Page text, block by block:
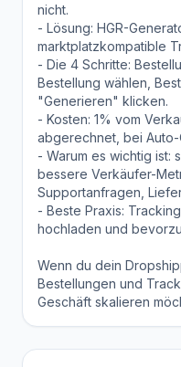
nicht.
- Lösung: HGR-
marktplatzkompatible
- Die 4 Schritte:
Bestellung wählen,
"Generieren" klicken.
- Kosten: 1% vom
abgerechnet, bei
- Warum es wichtig ist:
bessere Verkäufer-
Supportanfragen,
- Beste Praxis:
hochladen und
Wenn du dein
Bestellungen und
Geschäft skalieren